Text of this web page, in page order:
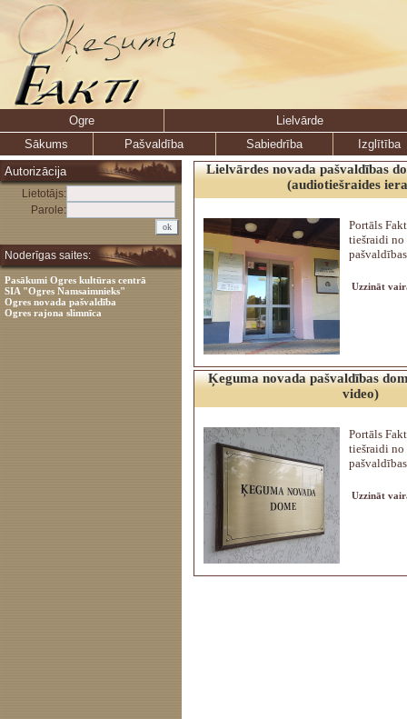
Ogre
Lielvārde
Sākums
Pašvaldība Sabiedrība
Izglītība
Autorizācija
Lietotājs:
Parole:
Noderīgas saites:
Pasākumi Ogres kultūras centrā
SIA "Ogres Namsaimnieks"
Ogres novada pašvaldība
Ogres rajona slimnīca
Lielvārdes novada pašvaldības
(audiotiešraides
Portāls
tiešraidi no
Uzzināt
Ķeguma novada pašvaldības
video)
Portāls
tiešraidi no
Uzzināt